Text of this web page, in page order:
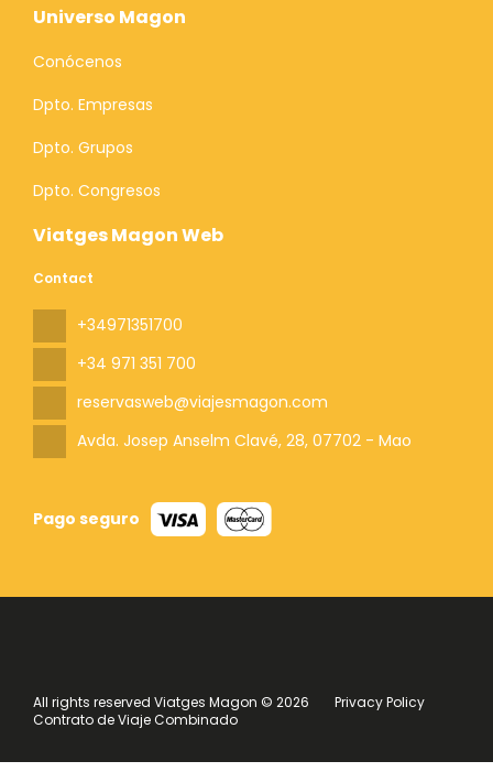
Viatges Magon Web
Contact
+34971351700
+34 971 351 700
reservasweb@viajesmagon.com
Avda. Josep Anselm Clavé, 28, 07702 - Mao
Pago seguro
Universo Magon
Conócenos
Dpto. Empresas
Dpto. Grupos
Dpto. Congresos
All rights reserved Viatges Magon © 2026
Privacy Policy
Contrato de Viaje Combinado